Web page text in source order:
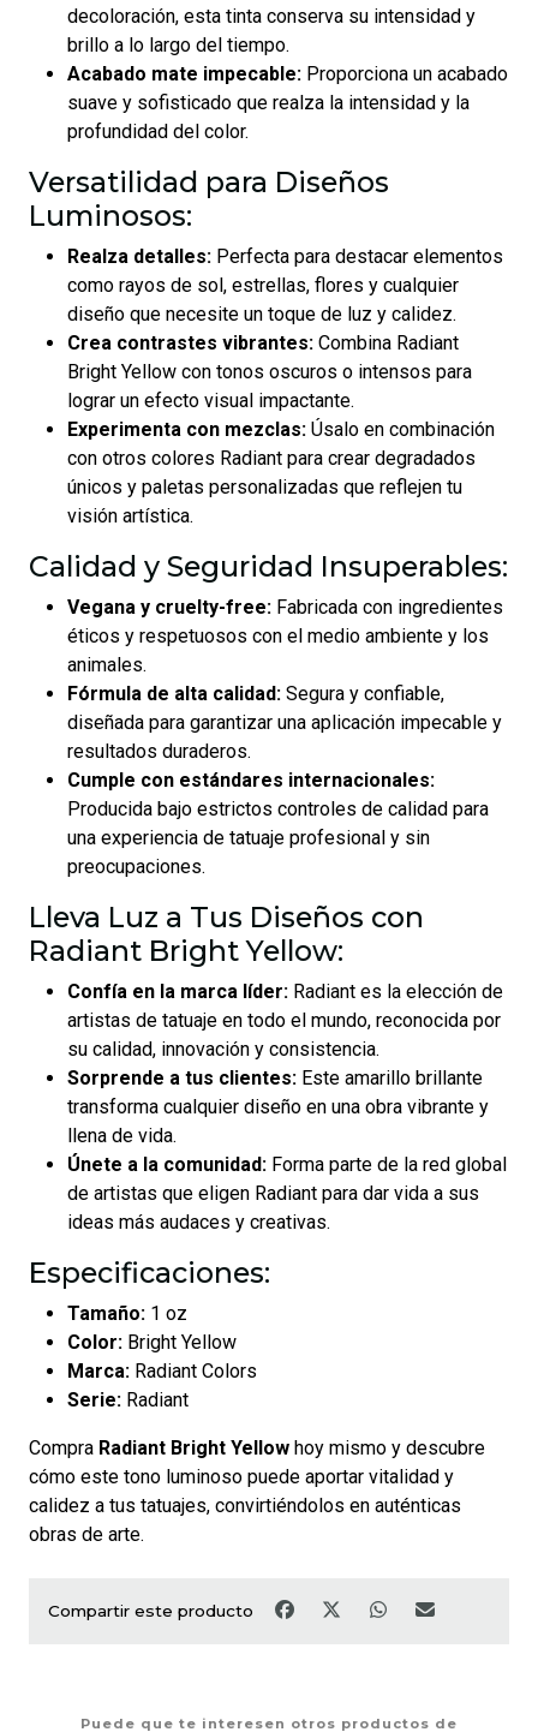
decoloración, esta tinta conserva su intensidad y
brillo a lo largo del tiempo.
Acabado mate impecable: Proporciona un acabado
suave y sofisticado que realza la intensidad y la
profundidad del color.
Versatilidad para Diseños
Luminosos:
Realza detalles: Perfecta para destacar elementos
como rayos de sol, estrellas, flores y cualquier
diseño que necesite un toque de luz y calidez.
Crea contrastes vibrantes: Combina Radiant
Bright Yellow con tonos oscuros o intensos para
lograr un efecto visual impactante.
Experimenta con mezclas: Úsalo en combinación
con otros colores Radiant para crear degradados
únicos y paletas personalizadas que reflejen tu
visión artística.
Calidad y Seguridad Insuperables:
Vegana y cruelty-free: Fabricada con ingredientes
éticos y respetuosos con el medio ambiente y los
animales.
Fórmula de alta calidad: Segura y confiable,
diseñada para garantizar una aplicación impecable y
resultados duraderos.
Cumple con estándares internacionales:
Producida bajo estrictos controles de calidad para
una experiencia de tatuaje profesional y sin
preocupaciones.
Lleva Luz a Tus Diseños con
Radiant Bright Yellow:
Confía en la marca líder: Radiant es la elección de
artistas de tatuaje en todo el mundo, reconocida por
su calidad, innovación y consistencia.
Sorprende a tus clientes: Este amarillo brillante
transforma cualquier diseño en una obra vibrante y
llena de vida.
Únete a la comunidad: Forma parte de la red global
de artistas que eligen Radiant para dar vida a sus
ideas más audaces y creativas.
Especificaciones:
Tamaño: 1 oz
Color: Bright Yellow
Marca: Radiant Colors
Serie: Radiant
Compra Radiant Bright Yellow hoy mismo y descubre
cómo este tono luminoso puede aportar vitalidad y
calidez a tus tatuajes, convirtiéndolos en auténticas
obras de arte.
Compartir este producto
Puede que te interesen otros productos de